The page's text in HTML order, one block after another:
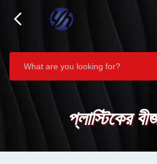
প্লাস্টিকের